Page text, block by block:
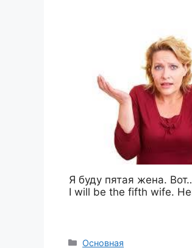
Я буду пятая жена.
I will be the fifth wife.
Рубрики
Основная